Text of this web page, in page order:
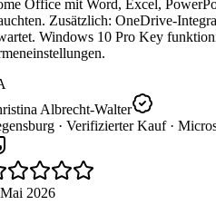
Office mit Word, Excel,
Zusätzlich: OneDrive-
Windows 10 Pro Key
Albrecht-Walter
· Verifizierter Kauf ·
2026